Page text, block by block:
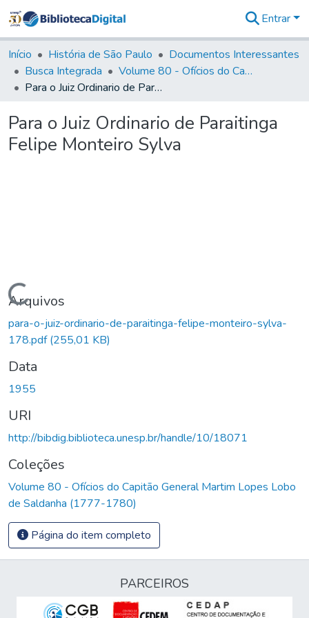
&
Coleções
Tudo na
Biblioteca
Estatísticas
Entrar
Início História de São Paulo
Documentos Interessantes
Busca Integrada
Volume 80 - Ofícios do Capitão General Martim Lopes Lobo de Saldanha (1777-1780)
Para o Juiz Ordinario de Paraitinga Felipe Monteiro Sylva
Para o Juiz Ordinario de Paraitinga
Felipe Monteiro Sylva
Carregando...
Arquivos
para-o-juiz-ordinario-de-paraitinga-felipe-monteiro-sylva-
178.pdf(255,01 KB)
Data
1955
URI
http://bibdig.biblioteca.unesp.br/handle/10/18071
Coleções
Volume 80 - Ofícios do Capitão General Martim Lopes Lobo
de Saldanha (1777-1780)
Página do item completo
PARCEIROS